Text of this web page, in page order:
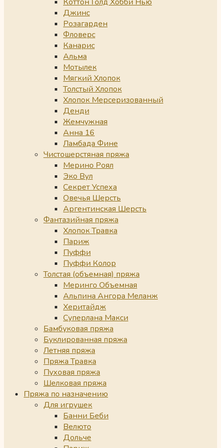
Джинс
Розагарден
Фловерс
Канарис
Альма
Мотылек
Мягкий Хлопок
Толстый Хлопок
Хлопок Мерсеризованный
Денди
Жемчужная
Анна 16
Ламбада Фине
Чистошерстяная пряжа
Мерино Роял
Эко Вул
Секрет Успеха
Овечья Шерсть
Аргентинская Шерсть
Фантазийная пряжа
Хлопок Травка
Париж
Пуффи
Пуффи Колор
Толстая (объемная) пряжа
Меринго Объемная
Альпина Ангора Меланж
Херитайдж
Суперлана Макси
Бамбуковая пряжа
Буклированная пряжа
Летняя пряжа
Пряжа Травка
Пуховая пряжа
Шелковая пряжа
Пряжа по назначению
Для игрушек
Банни Беби
Велюто
Дольче